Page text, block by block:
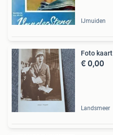
IJmuiden
Foto kaart
€ 0,00
Landsmeer